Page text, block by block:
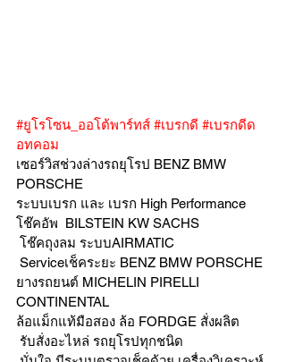
#ยูโรโซน_ออโต้พาร์ทส์ #เบรกดี #เบรกดีด
อทคอม
เซอร์วิสช่วงล่างรถยุโรป BENZ BMW
PORSCHE
ระบบเบรก และ เบรก High Performance
โช๊คอัพ  BILSTEIN KW SACHS
โช๊คถุงลม ระบบAIRMATIC
Serviceเช็คระยะ BENZ BMW PORSCHE
ยางรถยนต์ MICHELIN PIRELLI
CONTINENTAL
ล้อแม็กแท้มือสอง ล้อ FORDGE สั่งผลิต
รับสั่งอะไหล่ รถยุโรปทุกชนิด